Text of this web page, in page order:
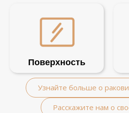
Поверхность
Узнайте больше о
Расскажите нам о